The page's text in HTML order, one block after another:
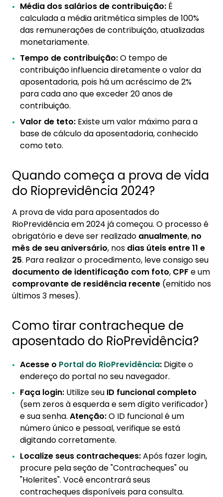
Média dos salários de contribuição: É
calculada a média aritmética simples de 100%
das remunerações de contribuição, atualizadas
monetariamente.
Tempo de contribuição:O tempo de
contribuição influencia diretamente o valor da
aposentadoria, pois há um acréscimo de 2%
para cada ano que exceder 20 anos de
contribuição.
Valor de teto: Existe um valor máximo para a
base de cálculo da aposentadoria, conhecido
como teto.
Quando começa a prova de vida
do Rioprevidência 2024?
A prova de vida para aposentados do
RioPrevidência em 2024 já começou. O processo é
obrigatório e deve ser realizado anualmente, no
mês de seu aniversário, nos dias úteis entre 11 e
25. Para realizar o procedimento, leve consigo seu
documento de identificação com foto, CPF e um
comprovante de residência recente (emitido nos
últimos 3 meses).
Como tirar contracheque de
aposentado do RioPrevidência?
Acesse o Portal do RioPrevidência: Digite o
endereço do portal no seu navegador.
Faça login: Utilize seu ID funcional completo
(sem zeros à esquerda e sem dígito verificador)
e sua senha. Atenção:O ID funcional é um
número único e pessoal, verifique se está
digitando corretamente.
Localize seus contracheques:Após fazer login,
procure pela seção de "Contracheques" ou
"Holerites". Você encontrará seus
contracheques disponíveis para consulta.